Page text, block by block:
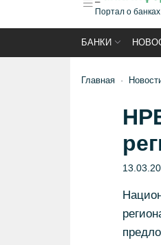
Портал о
БАНКИ
Главная